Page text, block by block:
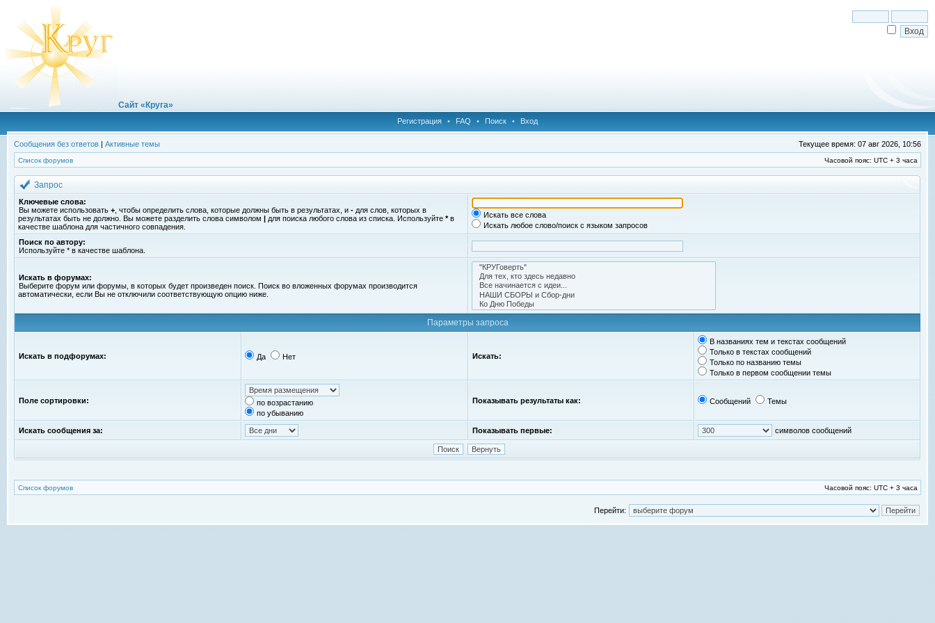
Сайт «Круга»
Регистрация • FAQ • Поиск • Вход
Сообщения без ответов | Активные темы Текущее время: 07 авг 2026, 10:56
Список форумов Часовой пояс: UTC + 3 часа
Запрос
Ключевые слова:
Вы можете использовать + , чтобы определить слова, которые должны быть в результатах, и - для слов, которых в
результатах быть не должно. Вы можете разделить слова символом | для поиска любого слова из списка. Используйте *в
качестве шаблона для частичного совпадения.
Искать все слова
Искать любое слово/поиск с языком запросов
Поиск по автору:
Используйте * в качестве шаблона.
Искать в форумах:
Выберите форум или форумы, в которых будет произведен поиск. Поиск во вложенных форумах производится
автоматически, если Вы не отключили соответствующую опцию ниже.
Параметры запроса
Искать в подфорумах: Да Нет Искать:
В названиях тем и текстах сообщений
Только в текстах сообщений
Только по названию темы
Только в первом сообщении темы
Поле сортировки:
по возрастанию
по убыванию
Показывать результаты как: Сообщений Темы
Искать сообщения за: Показывать первые: символов сообщений
Список форумов Часовой пояс: UTC + 3 часа
Перейти: